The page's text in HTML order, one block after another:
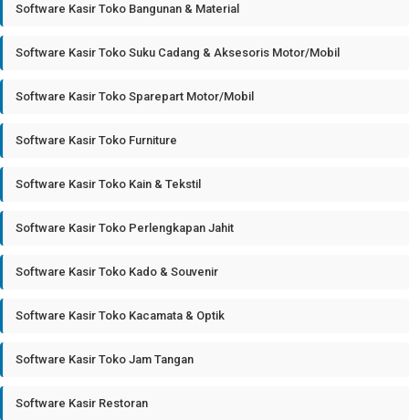
Software Kasir Toko Bangunan & Material
Software Kasir Toko Suku Cadang & Aksesoris Motor/Mobil
Software Kasir Toko Sparepart Motor/Mobil
Software Kasir Toko Furniture
Software Kasir Toko Kain & Tekstil
Software Kasir Toko Perlengkapan Jahit
Software Kasir Toko Kado & Souvenir
Software Kasir Toko Kacamata & Optik
Software Kasir Toko Jam Tangan
Software Kasir Restoran